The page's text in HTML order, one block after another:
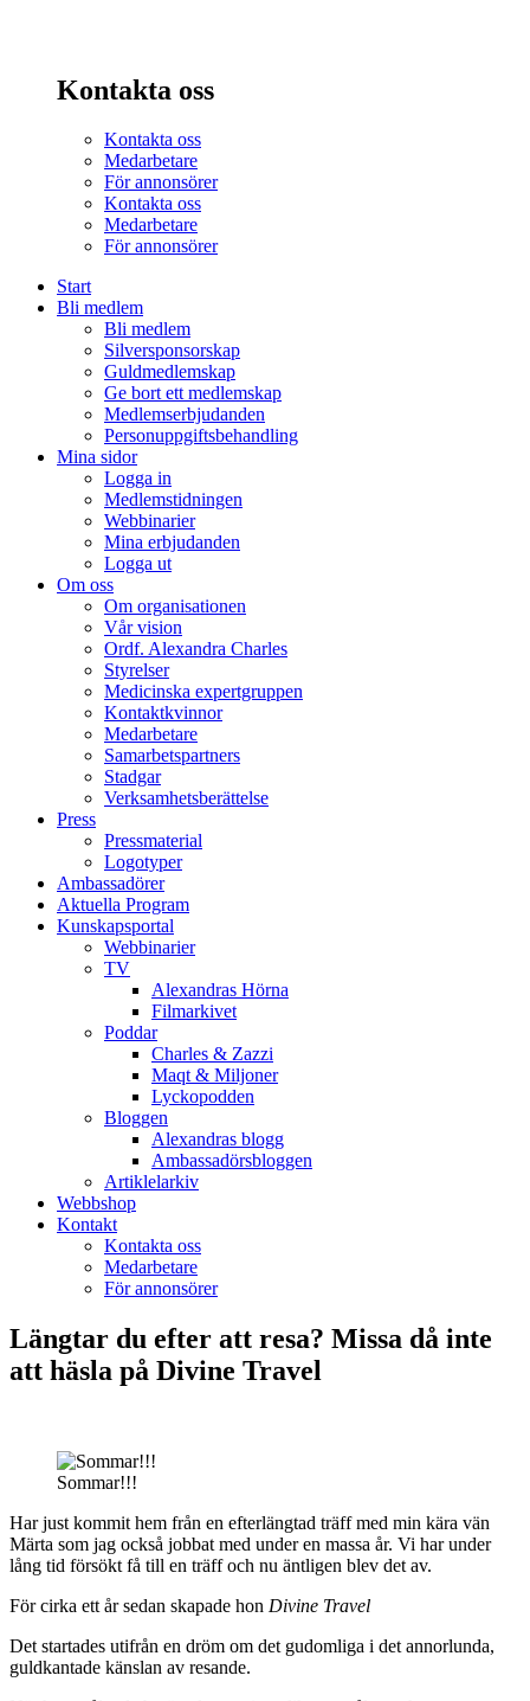
Kontakta oss
Kontakta oss
Medarbetare
För annonsörer
Kontakta oss
Medarbetare
För annonsörer
Start
Bli medlem
Bli medlem
Silversponsorskap
Guldmedlemskap
Ge bort ett medlemskap
Medlemserbjudanden
Personuppgiftsbehandling
Mina sidor
Logga in
Medlemstidningen
Webbinarier
Mina erbjudanden
Logga ut
Om oss
Om organisationen
Vår vision
Ordf. Alexandra Charles
Styrelser
Medicinska expertgruppen
Kontaktkvinnor
Medarbetare
Samarbetspartners
Stadgar
Verksamhetsberättelse
Press
Pressmaterial
Logotyper
Ambassadörer
Aktuella Program
Kunskapsportal
Webbinarier
TV
Alexandras Hörna
Filmarkivet
Poddar
Charles & Zazzi
Maqt & Miljoner
Lyckopodden
Bloggen
Alexandras blogg
Ambassadörsbloggen
Artiklelarkiv
Webbshop
Kontakt
Kontakta oss
Medarbetare
För annonsörer
Längtar du efter att resa? Missa då inte
att häsla på Divine Travel
Sommar!!!
Har just kommit hem från en efterlängtad träff med min kära vän
Märta som jag också jobbat med under en massa år. Vi har under
lång tid försökt få till en träff och nu äntligen blev det av.
För cirka ett år sedan skapade hon Divine Travel
Det startades utifrån en dröm om det gudomliga i det annorlunda,
guldkantade känslan av resande.